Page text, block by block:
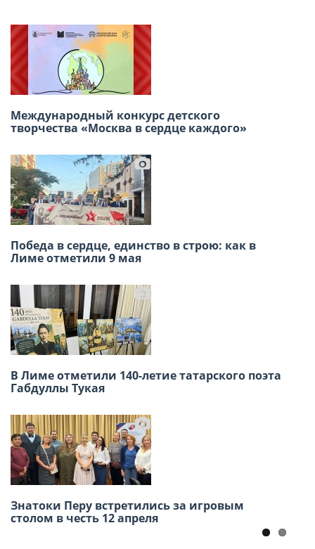
Международный конкурс детского
творчества «Москва в сердце каждого»
Победа в сердце, единство в строю: как в
Лиме отметили 9 мая
В Лиме отметили 140-летие татарского поэта
Габдуллы Тукая
Знатоки Перу встретились за игровым
столом в честь 12 апреля
«Русское искусство в Перу: взгляд
соотечественников»
Приглашаем на открытие выставки
художников — соотечественников 2026
Х международный конкурс детского рисунка
2026
Масленица в Русском доме в Лиме собрала
большое количество гостей.